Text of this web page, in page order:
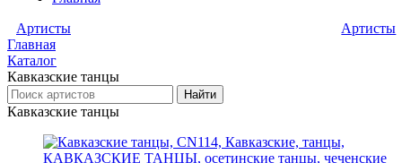
Артисты
Артисты
Главная
Каталог
Кавказские танцы
Найти
Кавказские танцы